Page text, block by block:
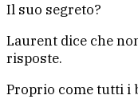
Il suo segreto?
Laurent dice che
risposte.
Proprio come tutti i